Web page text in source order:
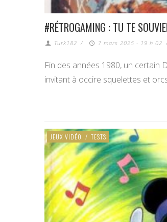
#RÉTROGAMING : TU TE
Turk182 / 7 mars 2025 - 19 h 02
Fin des années 1980, un certain
invitant à occire squelettes et
JEUX VIDÉO / TESTS